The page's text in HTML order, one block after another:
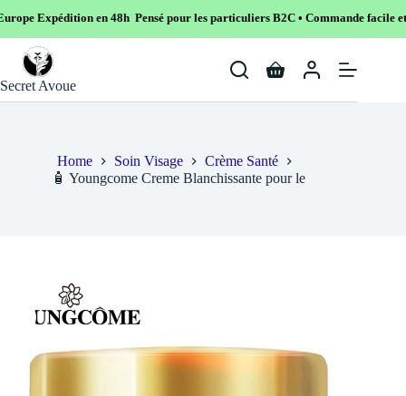
en 48h Pensé pour les particuliers B2C • Commande facile et sécurisé
content
Secret Avoue
Shopping
Home Soin Visage
Crème Santé
🧴 Youngcome Creme Blanchissante pour le